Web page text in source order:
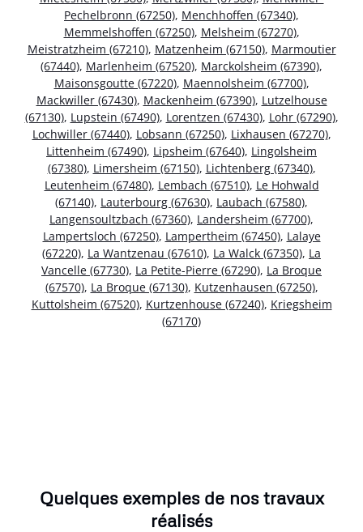
Pechelbronn (67250), Menchhoffen (67340),
Memmelshoffen (67250), Melsheim (67270),
Meistratzheim (67210), Matzenheim (67150), Marmoutier
(67440), Marlenheim (67520), Marckolsheim (67390),
Maisonsgoutte (67220), Maennolsheim (67700),
Mackwiller (67430), Mackenheim (67390), Lutzelhouse
(67130), Lupstein (67490), Lorentzen (67430), Lohr (67290),
Lochwiller (67440), Lobsann (67250), Lixhausen (67270),
Littenheim (67490), Lipsheim (67640), Lingolsheim
(67380), Limersheim (67150), Lichtenberg (67340),
Leutenheim (67480), Lembach (67510), Le Hohwald
(67140), Lauterbourg (67630), Laubach (67580),
Langensoultzbach (67360), Landersheim (67700),
Lampertsloch (67250), Lampertheim (67450), Lalaye
(67220), La Wantzenau (67610), La Walck (67350), La
Vancelle (67730), La Petite-Pierre (67290), La Broque
(67570), La Broque (67130), Kutzenhausen (67250),
Kuttolsheim (67520), Kurtzenhouse (67240), Kriegsheim
(67170)
Quelques exemples de nos travaux
réalisés